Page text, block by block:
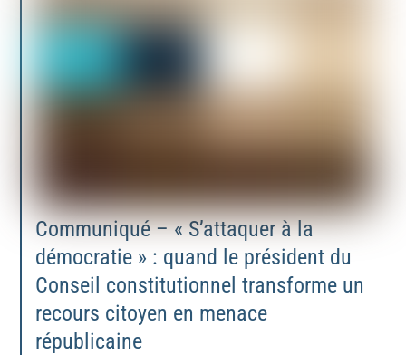
Communiqué – « S’attaquer à la
démocratie » : quand le président du
Conseil constitutionnel transforme un
recours citoyen en menace
républicaine